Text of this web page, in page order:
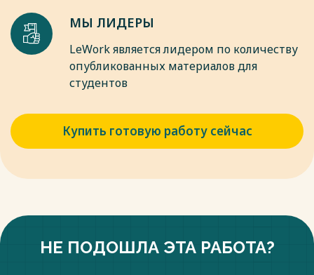
Финансовое право. 2018. N 7. С. 24 - 28.
16. Калашникова И.Н. Результативность налоговых проверок
налогового администрирования // Региональная экономика:
http://cyberleninka.ru/article/n/rezultativnost-nalogovyh-
nalogovogo-administrirovaniya.
МЫ ЛИДЕРЫ
LeWork является лидером по количеству
опубликованных материалов для
студентов
Купить готовую работу сейчас
НЕ ПОДОШЛА ЭТА РАБОТА?